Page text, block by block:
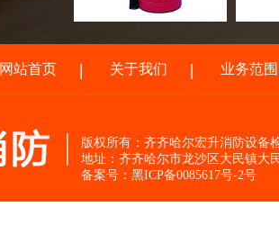
网站首页 关于我们 业务范围
版权所有：齐齐哈尔宏升消防设
地址：齐齐哈尔市龙沙区大民
备案号：黑ICP备0085617号-2